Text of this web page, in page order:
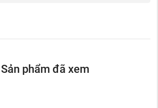
Sản phẩm đã xem